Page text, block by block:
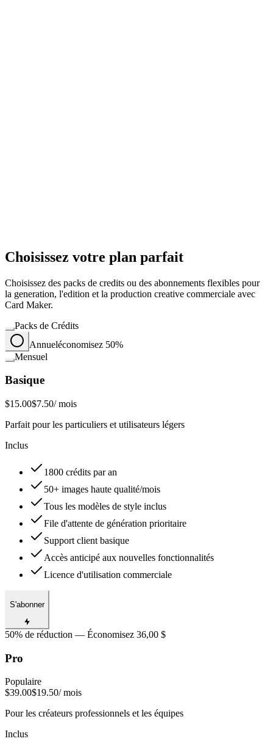
Choisissez votre plan parfait
Choisissez des packs de credits ou des abonnements flexibles pour
la generation, l'edition et la production creative commerciale avec
Card Maker.
Packs de Crédits
Annueléconomisez 50%
Mensuel
Basique
$15.00$7.50/ mois
Parfait pour les particuliers et utilisateurs légers
Inclus
1800 crédits par an
50+ images haute qualité/mois
Tous les modèles de style inclus
File d'attente de génération prioritaire
Support client basique
Accès anticipé aux nouvelles fonctionnalités
Licence d'utilisation commerciale
S'abonner
50% de réduction — Économisez 36,00 $
Pro
Populaire
$39.00$19.50/ mois
Pour les créateurs professionnels et les équipes
Inclus